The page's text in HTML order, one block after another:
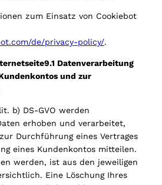
zum Einsatz von Cookiebot
de/privacy-policy/.
Datenverarbeitung
und zur
b) DS-GVO werden
erhoben und verarbeitet,
Durchführung eines Vertrages
eines Kundenkontos mitteilen.
werden, ist aus den jeweiligen
Eine Löschung Ihres